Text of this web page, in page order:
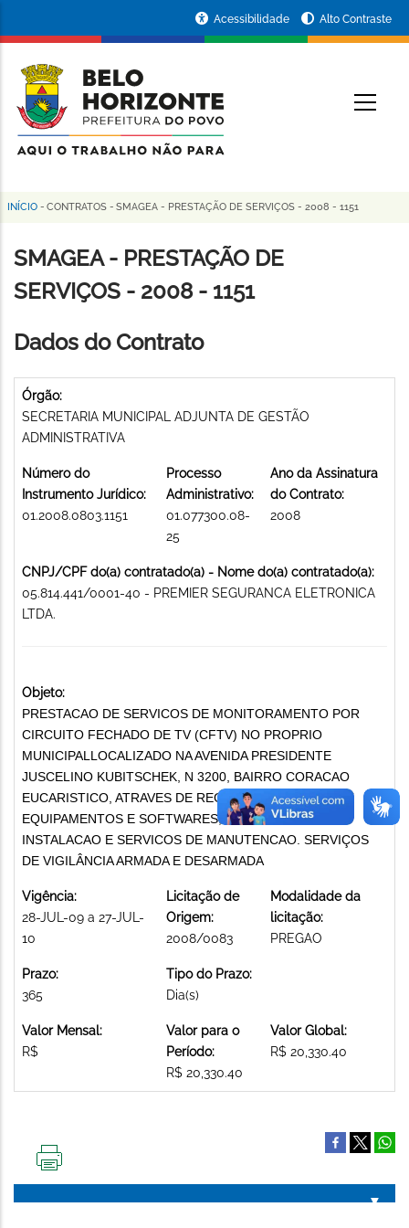
conteúdo
principal
da
Prefeitura
de
Horizonte
Acessibilidade Alto Contraste
Trilha
de
navegação
INÍCIO - CONTRATOS - SMAGEA - PRESTAÇÃO DE SERVIÇOS - 2008 - 1151
SMAGEA - PRESTAÇÃO DE
SERVIÇOS - 2008 - 1151
Dados do Contrato
Órgão:
SECRETARIA MUNICIPAL ADJUNTA DE GESTÃO
ADMINISTRATIVA
Número do
Instrumento Jurídico:
01.2008.0803.1151
Processo
Administrativo:
01.077300.08-
25
Ano da Assinatura
do Contrato:
2008
CNPJ/CPF do(a) contratado(a) - Nome do(a) contratado(a):
05.814.441/0001-40 - PREMIER SEGURANCA ELETRONICA
LTDA.
Objeto:
PRESTACAO DE SERVICOS DE MONITORAMENTO POR
CIRCUITO FECHADO DE TV (CFTV) NO PROPRIO
MUNICIPALLOCALIZADO NA AVENIDA PRESIDENTE
JUSCELINO KUBITSCHEK, N 3200, BAIRRO CORACAO
EUCARISTICO, ATRAVES DE REGIME DE LOCACAO DE
EQUIPAMENTOS E SOFTWARES, INCLUIND O A
INSTALACAO E SERVICOS DE MANUTENCAO. SERVIÇOS
DE VIGILÂNCIA ARMADA E DESARMADA
Vigência:
28-JUL-09 a 27-JUL-
10
Licitação de
Origem:
2008/0083
Modalidade da
licitação:
PREGAO
Prazo:
365
Tipo do Prazo:
Dia(s)
Valor Mensal:
R$
Valor para o
Período:
R$ 20,330.40
Valor Global:
R$ 20,330.40
PÁGINA